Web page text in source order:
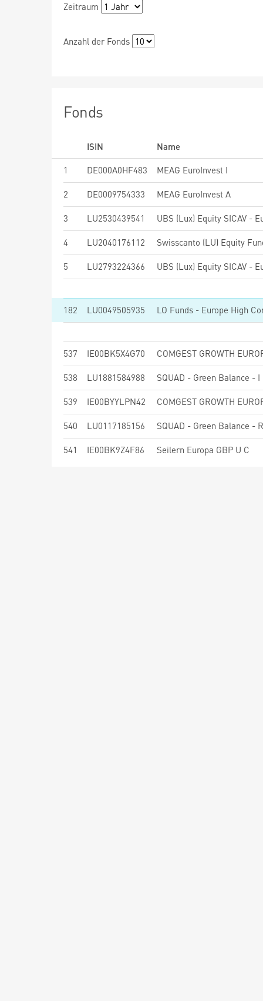
Zeitraum
Anzahl der Fonds
Fonds
ISIN
Name
1
DE000A0HF483 MEAG EuroInvest I
2 DE0009754333 MEAG EuroInvest A
3 LU2530439541
4 LU2040176112
5 LU2793224366
182 LU0049505935 LO Funds - Europe High
537 IE00BK5X4G70
538 LU1881584988 SQUAD - Green Balance - I
539 IE00BYYLPN42
540 LU0117185156 SQUAD - Green Balance - R
541 IE00BK9Z4F86 Seilern Europa GBP U C